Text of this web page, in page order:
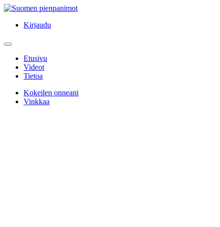
Kirjaudu
Etusivu
Videot
Tietoa
Kokeilen onneani
Vinkkaa